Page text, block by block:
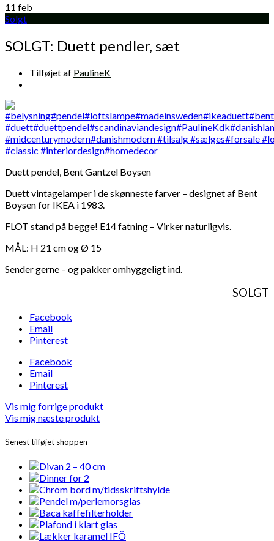
11 feb
Solgt
SOLGT: Duett pendler, sæt
Tilføjet af PaulineK
Duett pendel, Bent Gantzel Boysen
Duett vintagelamper i de skønneste farver – designet af Bent
Boysen for IKEA i 1983.
FLOT stand på begge! E14 fatning – Virker naturligvis.
MÅL: H 21 cm og Ø 15
Sender gerne – og pakker omhyggeligt ind.
SOLGT
Facebook
Email
Pinterest
Facebook
Email
Pinterest
Vis mig forrige produkt
Vis mig næste produkt
Senest tilføjet shoppen